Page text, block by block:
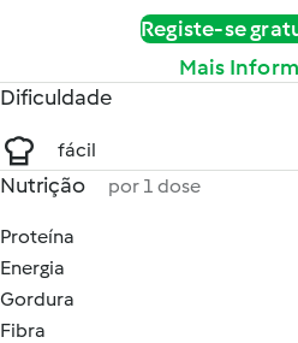
Registe-se
Mais
Dificuldade
fácil
Nutrição por 1 dose
Proteína
Energia
Gordura
Fibra